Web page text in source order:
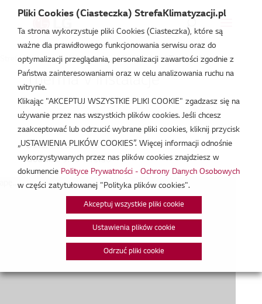
Strefa Klimatyzacji /Wydarzenia/THERMA V /Therma V Instalacje
Therma V Instalacje
lip 20, 2023
Data:20/07/2023
Godzina:9:30 - 15:30
Pliki Cookies (Ciasteczka) StrefaKlimatyzacji.pl
Ta strona wykorzystuje pliki Cookies (Ciasteczka), które są
ważne dla prawidłowego funkcjonowania serwisu oraz do
optymalizacji przeglądania, personalizacji zawartości zgodnie z
Państwa zainteresowaniami oraz w celu analizowania ruchu na
witrynie.
Klikając "AKCEPTUJ WSZYSTKIE PLIKI COOKIE" zgadzasz się na
używanie przez nas wszystkich plików cookies. Jeśli chcesz
zaakceptować lub odrzucić wybrane pliki cookies, kliknij przycisk
„USTAWIENIA PLIKÓW COOKIES”. Więcej informacji odnośnie
wykorzystywanych przez nas plików cookies znajdziesz w
dokumencie Polityce Prywatności - Ochrony Danych Osobowych
w części zatytułowanej "Polityka plików cookies".
Akceptuj wszystkie pliki cookie
Ustawienia plików cookie
Odrzuć pliki cookie